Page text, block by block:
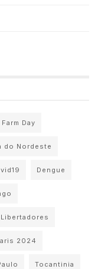
Farm Day
do Nordeste
Dengue
Libertadores
2024
Tocantinia